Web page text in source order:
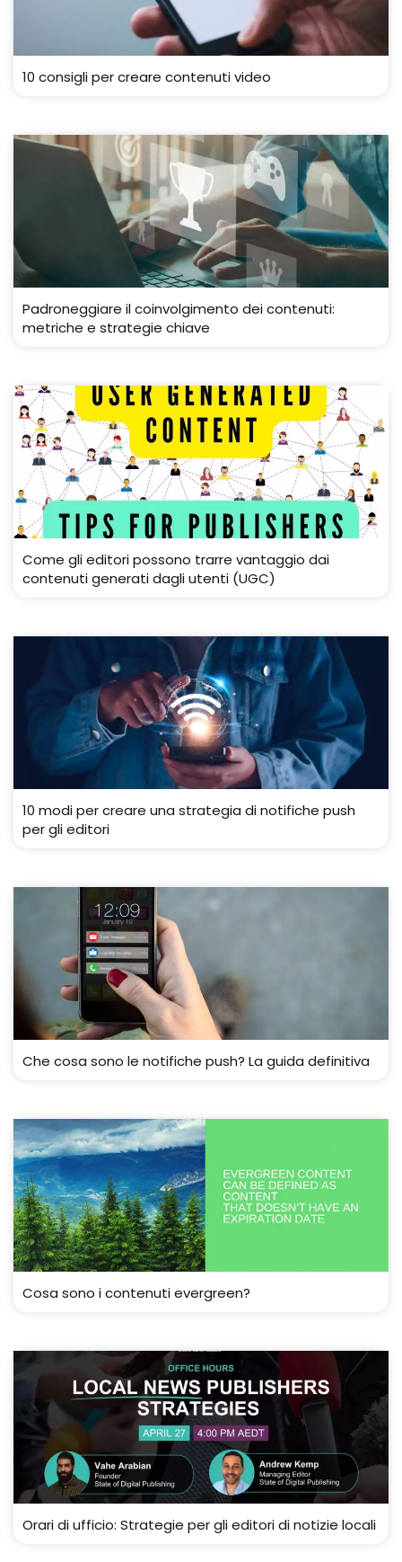
10 consigli per creare contenuti video
Padroneggiare il coinvolgimento dei contenuti:
metriche e strategie chiave
Come gli editori possono trarre vantaggio dai
contenuti generati dagli utenti (UGC)
10 modi per creare una strategia di notifiche push
per gli editori
Che cosa sono le notifiche push? La guida definitiva
Cosa sono i contenuti evergreen?
Orari di ufficio: Strategie per gli editori di notizie locali